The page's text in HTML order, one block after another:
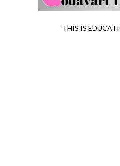
THIS IS